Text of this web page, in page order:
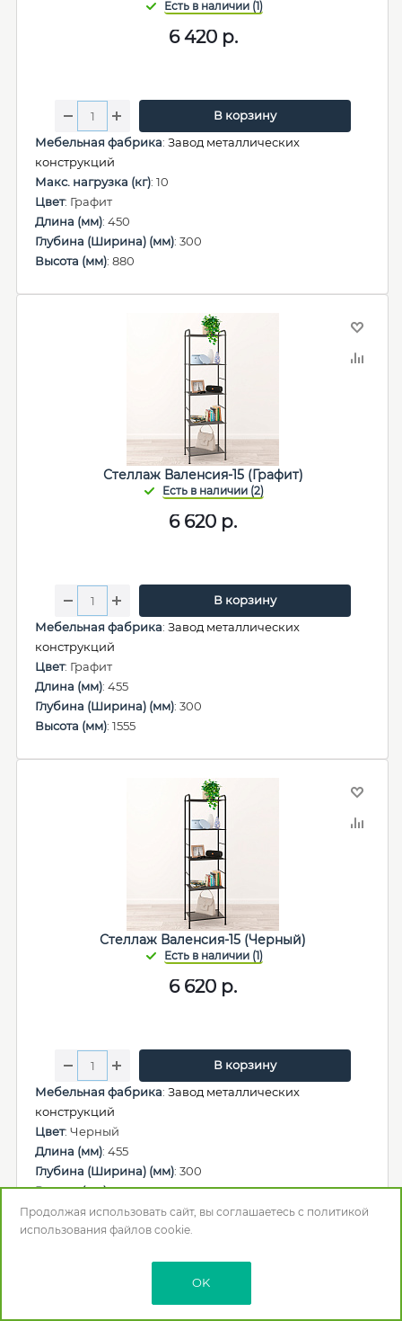
6 420р.
В корзину
Мебельная фабрика: Завод металлических
конструкций
Макс. нагрузка (кг): 10
Цвет: Графит
Длина (мм): 450
Глубина (Ширина) (мм): 300
Высота (мм): 880
Стеллаж Валенсия-15 (Графит)
6 620 р.
В корзину
Мебельная фабрика: Завод металлических
конструкций
Цвет: Графит
Длина (мм): 455
Глубина (Ширина) (мм): 300
Высота (мм): 1555
Стеллаж Валенсия-15 (Черный)
6 620 р.
В корзину
Мебельная фабрика: Завод металлических
конструкций
Цвет: Черный
Длина (мм): 455
Глубина (Ширина) (мм): 300
Высота (мм): 1555
Продолжая использовать сайт, вы соглашаетесь с политикой
использования файлов cookie.
OK